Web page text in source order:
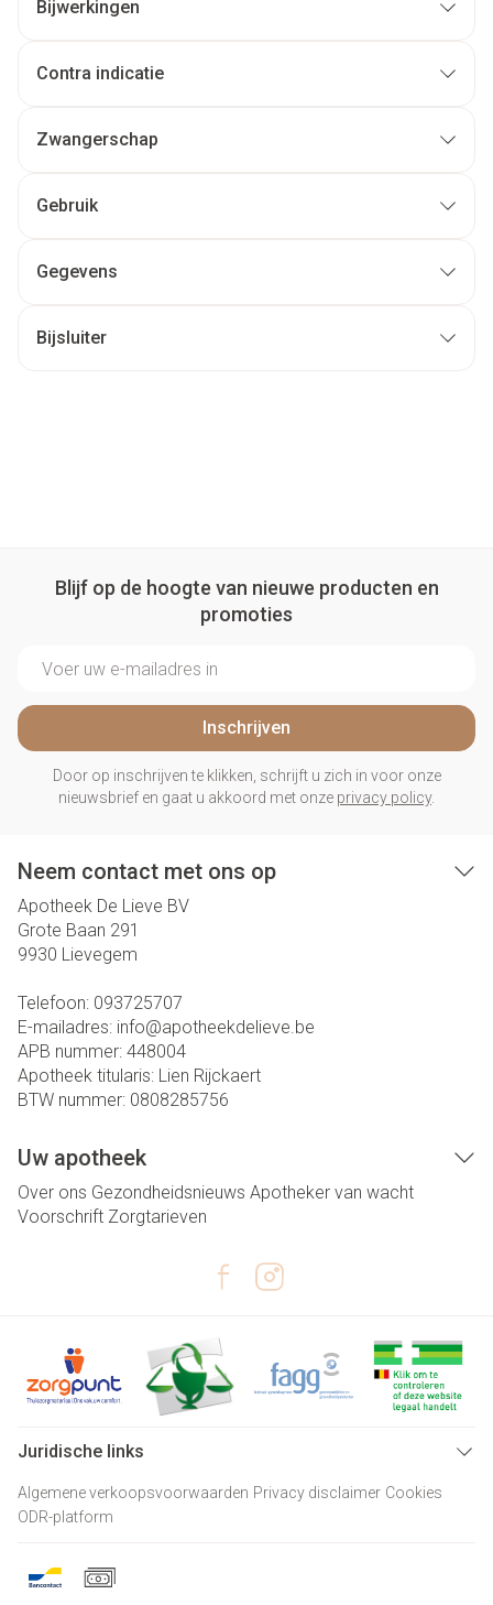
Bijwerkingen
Contra indicatie
Zwangerschap
Gebruik
Gegevens
Bijsluiter
Blijf op de hoogte van nieuwe producten en
promoties
Inschrijven
Door op inschrijven te klikken, schrijft u zich in voor onze
nieuwsbrief en gaat u akkoord met onze privacy policy.
Neem contact met ons op
Apotheek De Lieve BV
Grote Baan 291
9930 Lievegem
Telefoon: 093725707
E-mailadres: info@apotheekdelieve.be
APB nummer: 448004
Apotheek titularis: Lien Rijckaert
BTW nummer: 0808285756
Uw apotheek
Over ons Gezondheidsnieuws Apotheker van wacht
Voorschrift Zorgtarieven
Juridische links
Algemene verkoopsvoorwaarden Privacy disclaimer Cookies
ODR-platform